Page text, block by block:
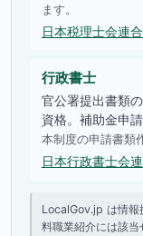
ます。
日本税理士会連
行政書士
官公署提出書類
資格。補助金申
本制度の申請書類
日本行政書士会
LocalGov.jp は情報
料職業紹介には該